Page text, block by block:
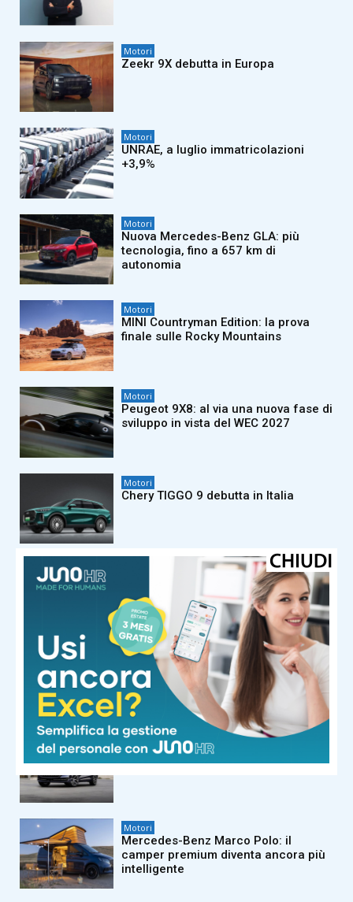
Motori
Zeekr 9X debutta in Europa
Motori
UNRAE, a luglio immatricolazioni
+3,9%
Motori
Nuova Mercedes-Benz GLA: più
tecnologia, fino a 657 km di
autonomia
Motori
MINI Countryman Edition: la prova
finale sulle Rocky Mountains
Motori
Peugeot 9X8: al via una nuova fase di
sviluppo in vista del WEC 2027
Motori
Chery TIGGO 9 debutta in Italia
FIAT Grande Panda protagonista del
Jova Summer Party 2026
Motori
FIAT Professional Ducato festeggia
45 anni di innovazione e leadership
Motori
Audi Q9: il nuovo SUV ammiraglia
Motori
Mercedes-Benz Marco Polo: il
camper premium diventa ancora più
intelligente